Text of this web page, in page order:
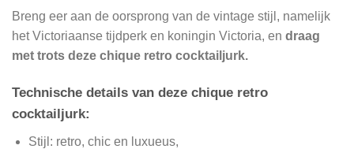
Breng eer aan de oorsprong van de vintage stijl, namelijk
het Victoriaanse tijdperk en koningin Victoria, en draag
met trots deze chique retro cocktailjurk.
Technische details van deze chique retro
cocktailjurk:
Stijl: retro, chic en luxueus,